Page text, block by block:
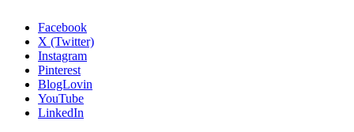
Facebook
X (Twitter)
Instagram
Pinterest
BlogLovin
YouTube
LinkedIn